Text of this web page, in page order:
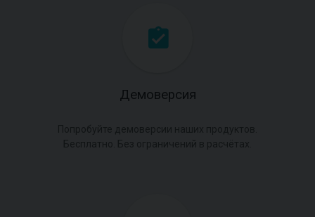
Демоверсия